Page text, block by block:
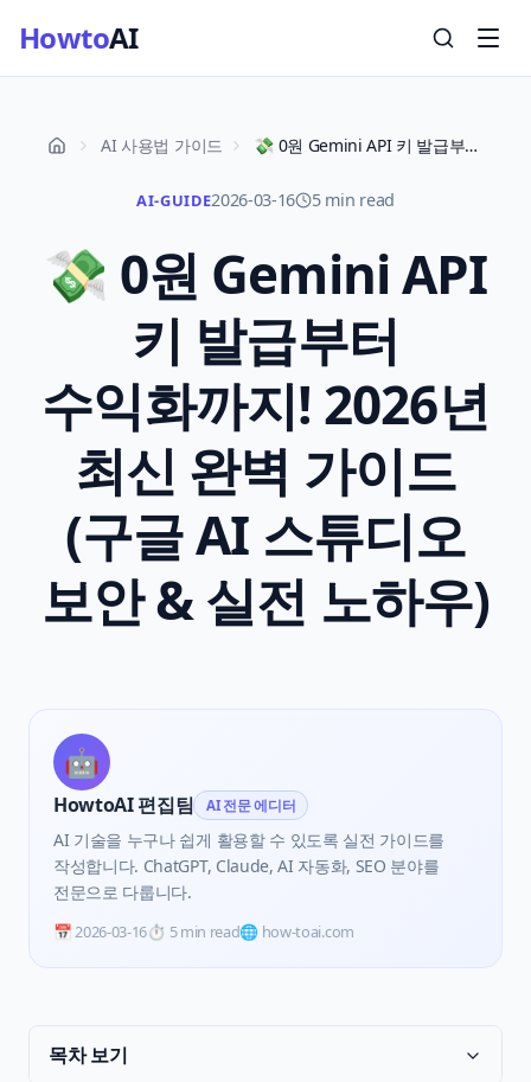
HowtoAI
AI 사용법 가이드 💸 0원 Gemini API 키 발급부터 수익화까지! 2026년 최신 완벽 가이드 (구글 AI 스튜디오 보안 & 실전 노하우)
AI-GUIDE2026-03-16 5 min read
💸 0원 Gemini API
키 발급부터
수익화까지! 2026년
최신 완벽 가이드
(구글 AI 스튜디오
보안 & 실전 노하우)
🤖
HowtoAI 편집팀 AI 전문 에디터
AI 기술을 누구나 쉽게 활용할 수 있도록 실전 가이드를
작성합니다. ChatGPT, Claude, AI 자동화, SEO 분야를
전문으로 다룹니다.
📅2026-03-16⏱️ 5 min read🌐 how-toai.com
목차 보기